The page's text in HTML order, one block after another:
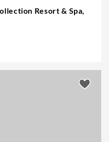
Resort & Spa,